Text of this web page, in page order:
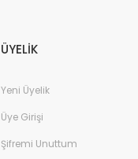
ÜYELİK
Yeni Üyelik
Üye Girişi
Şifremi Unuttum